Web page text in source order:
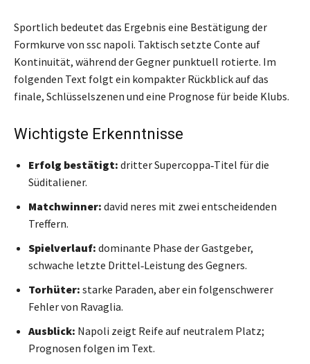
Sportlich bedeutet das Ergebnis eine Bestätigung der
Formkurve von ssc napoli. Taktisch setzte Conte auf
Kontinuität, während der Gegner punktuell rotierte. Im
folgenden Text folgt ein kompakter Rückblick auf das
finale, Schlüsselszenen und eine Prognose für beide Klubs.
Wichtigste Erkenntnisse
Erfolg bestätigt: dritter Supercoppa‑Titel für die
Süditaliener.
Matchwinner: david neres mit zwei entscheidenden
Treffern.
Spielverlauf: dominante Phase der Gastgeber,
schwache letzte Drittel‑Leistung des Gegners.
Torhüter: starke Paraden, aber ein folgenschwerer
Fehler von Ravaglia.
Ausblick: Napoli zeigt Reife auf neutralem Platz;
Prognosen folgen im Text.